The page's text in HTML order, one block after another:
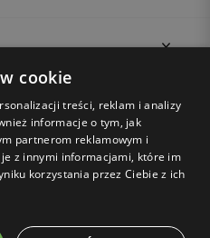
Ustawienia plików cookies
cookie
treści, reklam i analizy
informacje o tym, jak
partnerom reklamowym i
z innymi informacjami, które im
korzystania przez Ciebie z ich